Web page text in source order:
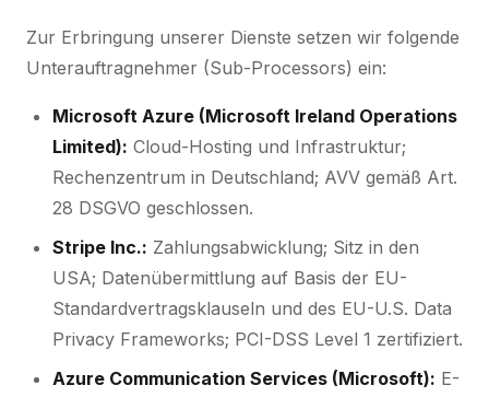
Zur Erbringung unserer Dienste setzen wir folgende
Unterauftragnehmer (Sub-Processors) ein:
Microsoft Azure (Microsoft Ireland Operations
Limited): Cloud-Hosting und Infrastruktur;
Rechenzentrum in Deutschland; AVV gemäß Art.
28 DSGVO geschlossen.
Stripe Inc.: Zahlungsabwicklung; Sitz in den
USA; Datenübermittlung auf Basis der EU-
Standardvertragsklauseln und des EU-U.S. Data
Privacy Frameworks; PCI-DSS Level 1 zertifiziert.
Azure Communication Services (Microsoft): E-